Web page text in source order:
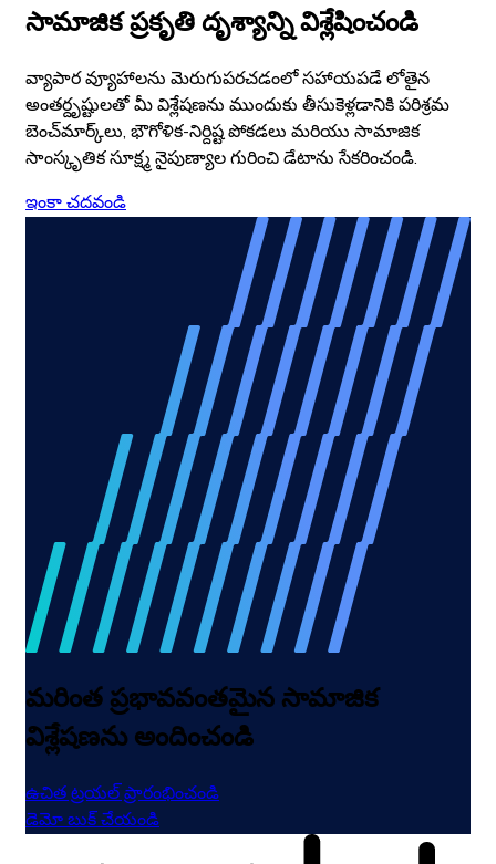
సామాజిక ప్రకృతి దృశ్యాన్ని విశ్లేషించండి
వ్యాపార వ్యూహాలను మెరుగుపరచడంలో సహాయపడే లోతైన
అంతర్దృష్టులతో మీ విశ్లేషణను ముందుకు తీసుకెళ్లడానికి పరిశ్రమ
బెంచ్‌మార్క్‌లు, భౌగోళిక-నిర్దిష్ట పోకడలు మరియు సామాజిక
సాంస్కృతిక సూక్ష్మ నైపుణ్యాల గురించి డేటాను సేకరించండి.
ఇంకా చదవండి
మరింత ప్రభావవంతమైన సామాజిక
విశ్లేషణను అందించండి
ఉచిత ట్రయల్ ప్రారంభించండి
డెమో బుక్ చేయండి